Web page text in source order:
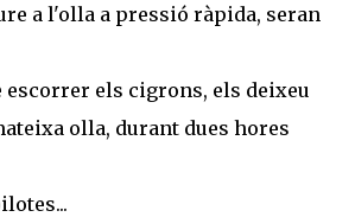
a l'olla a pressió ràpida, seran
escorrer els cigrons, els deixeu
olla, durant dues hores